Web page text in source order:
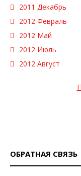
2011 Декабрь
2012 Февраль
2012 Май
2012 Июль
2012 Август
ОБРАТНАЯ СВЯЗЬ